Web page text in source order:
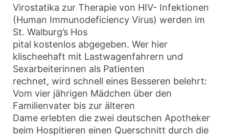
Virostatika zur Therapie von HIV- Infektionen
(Human Immunodeficiency Virus) werden im
St. Walburg’s Hos
pital kostenlos abgegeben. Wer hier
klischeehaft mit Lastwagenfahrern und
Sexarbeiterinnen als Patienten
rechnet, wird schnell eines Besseren belehrt:
Vom vier jährigen Mädchen über den
Familienvater bis zur älteren
Dame erlebten die zwei deutschen Apotheker
beim Hospitieren einen Querschnitt durch die